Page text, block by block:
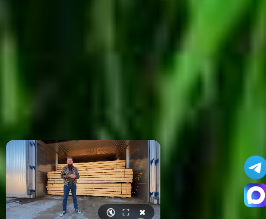
🔇 ⛶ ✖